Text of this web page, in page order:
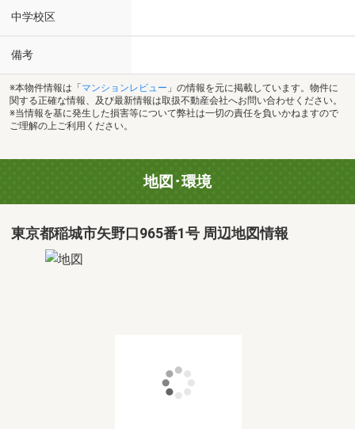
中学校区
備考
※本物件情報は「 マンションレビュー 」の情報を元に掲載しています。物件に
関する正確な情報、及び最新情報は取扱不動産会社へお問い合わせください。
※当情報を基に発生した損害等について弊社は一切の責任を負いかねますので
ご理解の上ご利用ください。
地図･環境
東京都稲城市矢野口965番1号 周辺地図情報